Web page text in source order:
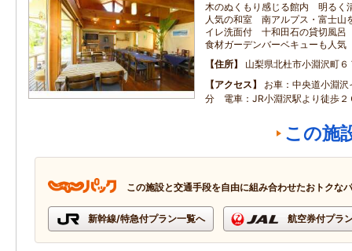
木のぬくもり感じる館内 明るく
人気の和室 南アルプス・富士山
イレ洗面付 十和田石の貸切風
食材ガーデンバーベキューも人気
住所
山梨県北杜市小淵沢町６
アクセス
お車：中央道小淵
分 電車：JR小淵沢駅より徒歩２
この施
この施設と交通手段を自由に組み合わせたおトクな
新幹線/特急付プラン一覧へ 航空券付プラ